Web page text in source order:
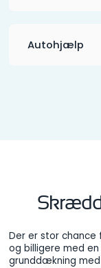
Autohjælp
Der er stor
og billigere med
grunddækning